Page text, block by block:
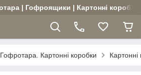
| Гофроящики | Картонні
Картонні коробки Картонні